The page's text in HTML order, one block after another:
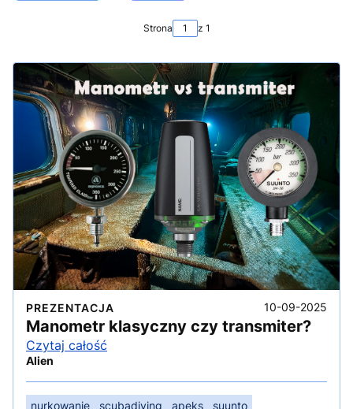
Strona z 1
PREZENTACJA 10-09-2025
Manometr klasyczny czy transmiter?
Czytaj całość
Alien
nurkowanie scubadiving apeks
suunto